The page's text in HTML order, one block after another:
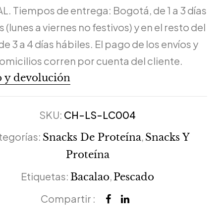
Tiempos de entrega: Bogotá, de 1 a 3 días
(lunes a viernes no festivos) y en el resto del
3 a 4 días hábiles. El pago de los envíos y
corren por cuenta del cliente.
y devolución
SKU: CH-LS-LC004
Snacks De Proteína Snacks Y
Proteína
Etiquetas: Bacalao Pescado
Compartir :